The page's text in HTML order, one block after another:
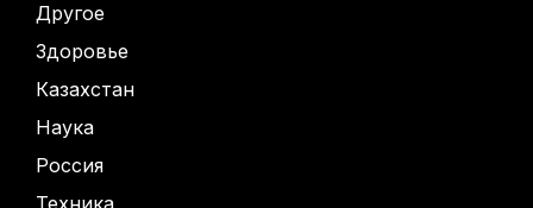
Другое
Здоровье
Казахстан
Наука
Россия
Техника